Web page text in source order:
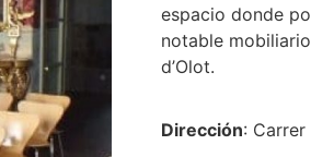
espacio donde
notable
d’Olot.
Dirección: